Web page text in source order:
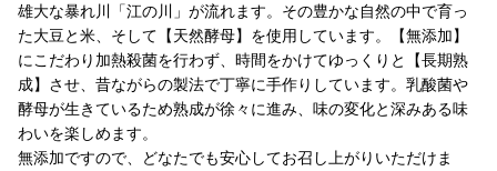
雄大な暴れ川「江の川」が流れます。その豊かな自然の中で育っ
た大豆と米、そして【天然酵母】を使用しています。【無添加】
にこだわり加熱殺菌を行わず、時間をかけてゆっくりと【長期熟
成】させ、昔ながらの製法で丁寧に手作りしています。乳酸菌や
酵母が生きているため熟成が徐々に進み、味の変化と深みある味
わいを楽しめます。
無添加ですので、どなたでも安心してお召し上がりいただけま